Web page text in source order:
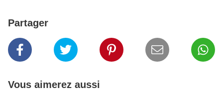
Partager
Vous aimerez aussi